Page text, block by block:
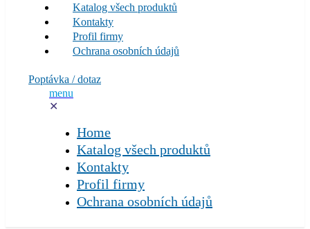
Katalog všech produktů
Kontakty
Profil firmy
Ochrana osobních údajů
Poptávka / dotaz
menu
✕
Home
Katalog všech produktů
Kontakty
Profil firmy
Ochrana osobních údajů